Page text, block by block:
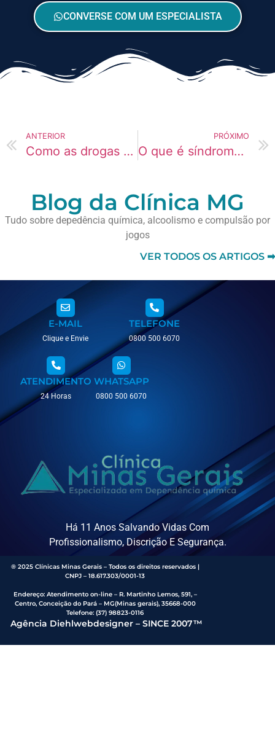
CONVERSE COM UM ESPECIALISTA
ANTERIOR
Como as drogas aumentam o risco de AVC?
PRÓXIMO
O que é síndrome do pânico induzida por substâncias?
Blog da Clínica MG
Tudo sobre depedência química, alcoolismo e compulsão por
jogos
VER TODOS OS ARTIGOS ➡
E-MAIL
Clique e Envie
TELEFONE
0800 500 6070
ATENDIMENTO
24 Horas
WHATSAPP
0800 500 6070
Há 11 Anos Salvando Vidas Com
Profissionalismo, Discrição E Segurança.
® 2025 Clínicas Minas Gerais – Todos os direitos reservados |
CNPJ – 18.617.303/0001-13
Endereço: Atendimento on-line – R. Martinho Lemos, 591, –
Centro, Conceição do Pará – MG(Minas gerais), 35668-000
Telefone:(37) 98823-0116
Agência Diehlwebdesigner – SINCE 2007™